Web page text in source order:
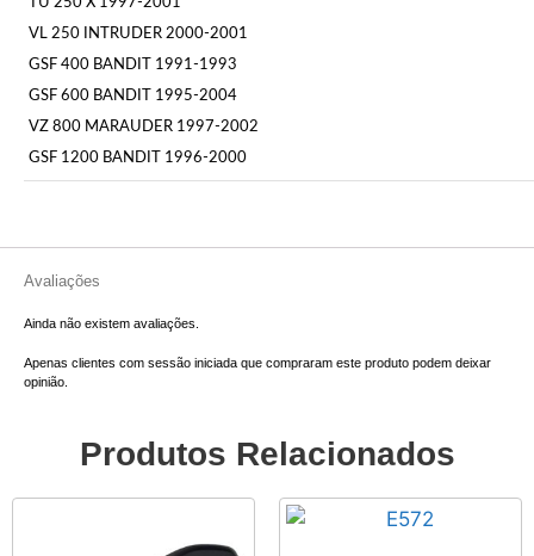
TU 250 X 1997-2001
VL 250 INTRUDER 2000-2001
GSF 400 BANDIT 1991-1993
GSF 600 BANDIT 1995-2004
VZ 800 MARAUDER 1997-2002
GSF 1200 BANDIT 1996-2000
Avaliações
Ainda não existem avaliações.
Apenas clientes com sessão iniciada que compraram este produto podem deixar
opinião.
Produtos Relacionados